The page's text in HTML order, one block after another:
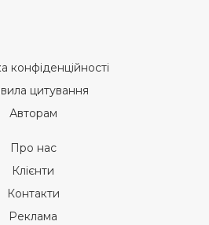
конфіденційності
цитування
Авторам
Про нас
Клієнти
Контакти
Реклама